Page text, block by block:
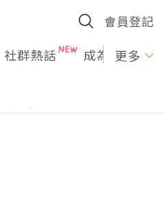
會員登記
社群熱話 成為U更多